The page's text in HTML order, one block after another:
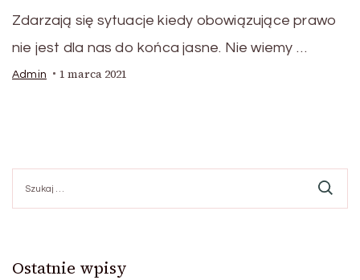
Zdarzają się sytuacje kiedy obowiązujące prawo
nie jest dla nas do końca jasne. Nie wiemy …
Admin 1 marca 2021
Ostatnie wpisy